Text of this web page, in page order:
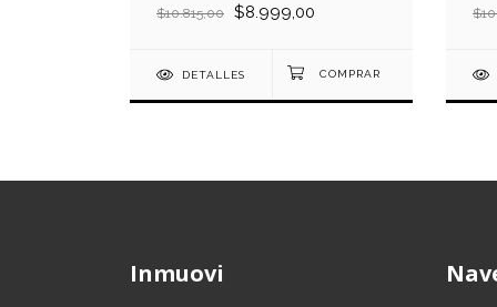
$10.815,00 $8.999,00
DETALLES
Inmuovi